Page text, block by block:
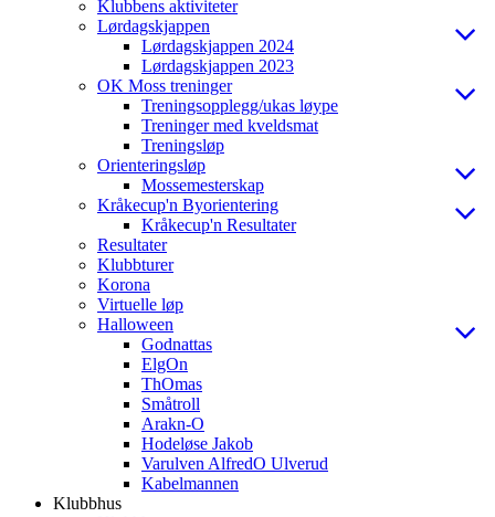
Klubbens aktiviteter
Lørdagskjappen
Lørdagskjappen 2024
Lørdagskjappen 2023
OK Moss treninger
Treningsopplegg/ukas løype
Treninger med kveldsmat
Treningsløp
Orienteringsløp
Mossemesterskap
Kråkecup'n Byorientering
Kråkecup'n Resultater
Resultater
Klubbturer
Korona
Virtuelle løp
Halloween
Godnattas
ElgOn
ThOmas
Småtroll
Arakn-O
Hodeløse Jakob
Varulven AlfredO Ulverud
Kabelmannen
Klubbhus